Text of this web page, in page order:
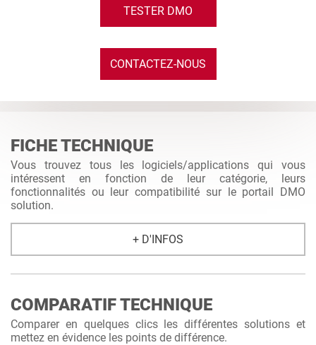
TESTER DMO
CONTACTEZ-NOUS
FICHE TECHNIQUE
Vous trouvez tous les logiciels/applications qui vous
intéressent en fonction de leur catégorie, leurs
fonctionnalités ou leur compatibilité sur le portail DMO
solution.
+ D'INFOS
COMPARATIF TECHNIQUE
Comparer en quelques clics les différentes solutions et
mettez en évidence les points de différence.